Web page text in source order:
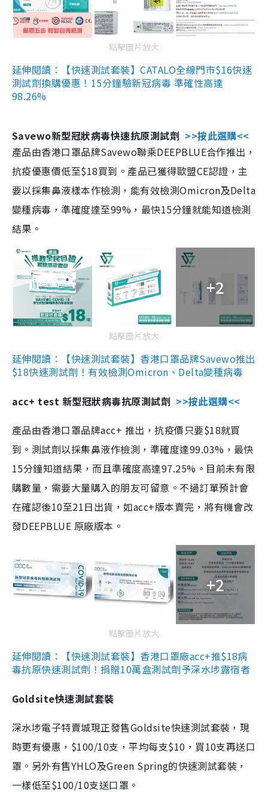
點擊圖片放大
延伸閱讀：【快速測試套裝】CATALO全線門市$16快速
測試劑換購優惠！15分鐘驗新冠病毒 準確性高達
98.26%
Savewo新型冠狀病毒快速抗原測試劑 >>按此選購<<
產品由香港口罩品牌Savewo聯乘DEEPBLUE合作推出，
抗疫優惠價低至$18買到。產品已獲得歐盟CE認證，主
要以採集鼻液樣本作檢測，能有效檢測Omicron及Delta
變種病毒，準確度達至99%，最快15分鐘就能知道檢測
結果。
+2
點擊圖片放大
延伸閱讀：【快速測試套裝】香港口罩品牌Savewo推出
$18快速測試劑！有效檢測Omicron、Delta變種病毒
acc+ test 新型冠狀病毒抗原測試劑 >>按此選購<<
產品由香港口罩品牌acc+ 推出，抗疫價只要$18就買
到。測試劑以採集鼻液作檢測，準確度達99.03%，最快
15分鐘知道結果，而且準確度高達97.25%。目前未有限
購數量，需要大量購入的朋友可留意。不過訂單預計會
在確認後10至21日出貨，如acc+版本賣完，將有機會改
發DEEPBLUE 原廠版本。
+2
點擊圖片放大
延伸閱讀：【快速測試套裝】香港口罩廠acc+推$18病
毒抗原快速測試劑！捐贈10萬盒測試劑予深水埗露宿者
Goldsite快速測試套裝
深水埗電子特賣城現正發售Goldsite快速測試套裝，現
時更有優惠，$100/10支，平均每支$10，買10支再送口
罩。另外有售YHLO及Green Spring的快速測試套裝，
一樣低至$100/10支送口罩。